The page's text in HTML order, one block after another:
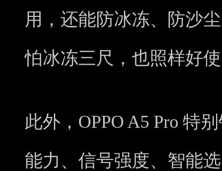
用，还能防冰冻、防沙
怕冰冻三尺，也照样好
此外，OPPO A5 Pro 特
能力、信号强度、智能